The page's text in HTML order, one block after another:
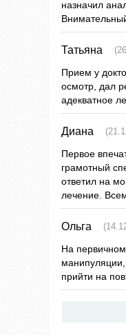
назначил
Татьяна
Прием у
осмотр, дал
адекватное
Диана
Первое
грамотный
ответил на
лечение.
Ольга
На
прийти на